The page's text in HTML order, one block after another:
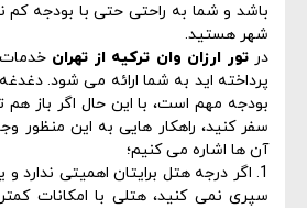
باشد و شما به راحتی حتی با بودجه کم
شهر هستید.
درتور ارزان وان ترکیه از تهران
پرداخته اید به شما ارائه می شود.
بودجه مهم است، با این حال اگر باز هم
سفر کنید، راهکار هایی به این منظور
آن ها اشاره می کنیم؛
1. اگر درجه هتل برایتان اهمیتی ندارد و
سپری نمی کنید، هتلی با امکانات